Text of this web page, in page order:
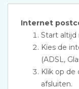
Internet
Start
Kies de
(ADSL,
Klik op de
afsluiten.